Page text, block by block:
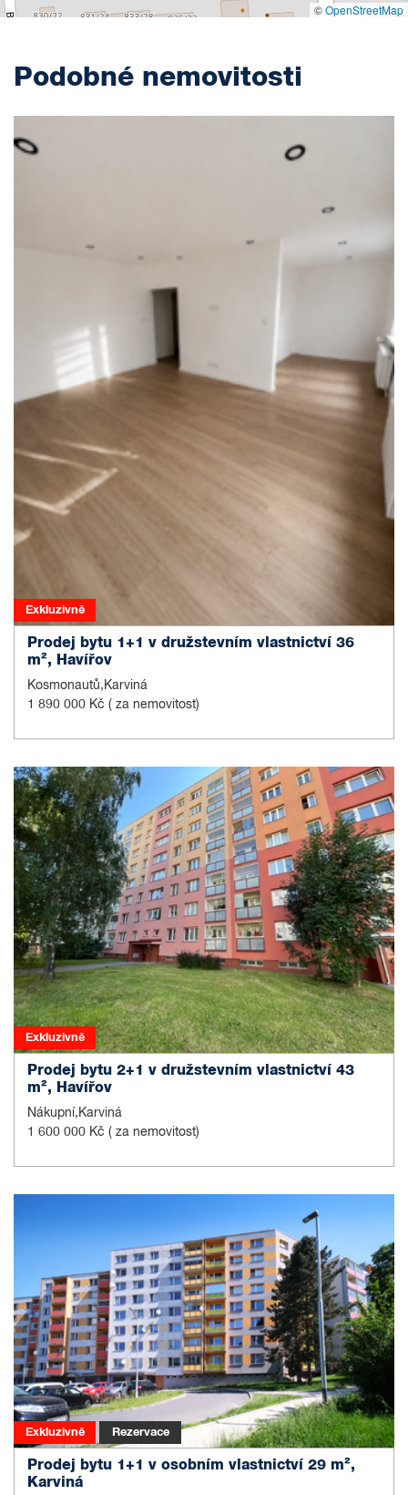
©OpenStreetMap
Podobné nemovitosti
Exkluzivně
Prodej bytu 1+1 v družstevním vlastnictví 36
m², Havířov
Kosmonautů,Karviná
1 890 000 Kč ( za nemovitost)
Exkluzivně
Prodej bytu 2+1 v družstevním vlastnictví 43
m², Havířov
Nákupní,Karviná
1 600 000 Kč ( za nemovitost)
Exkluzivně Rezervace
Prodej bytu 1+1 v osobním vlastnictví 29 m²,
Karviná